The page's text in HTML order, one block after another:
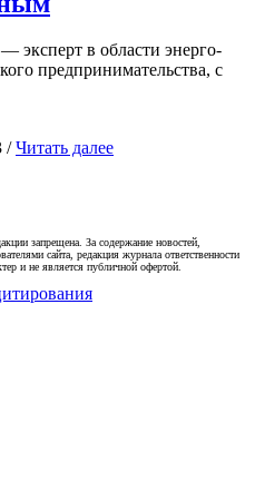
эксперт в области энерго-
предпринимательства, с
/Читать далее
запрещена. За содержание новостей,
сайта, редакция журнала ответственности
и не является публичной офертой.